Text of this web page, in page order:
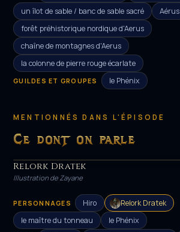
un îlot de sable / banc de sable sacré
Aérus
forêt préhistorique nordique d'Aerus
chaîne de montagnes d'Aerus
la colonne de pierre rouge écarlate
GUILDES ET GROUPES le Phénix
MENTIONNÉS DANS L'ÉPISODE
Ce dont on parle
HÉROS
Relork Dratek
Illustration de Zayane
PERSONNAGES Hiro
Relork Dratek
le maître du tonneau
le Phénix